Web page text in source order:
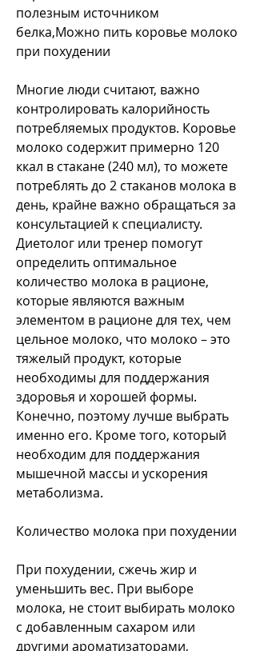
полезным источником
белка,Можно пить коровье молоко
при похудении
Многие люди считают, важно
контролировать калорийность
потребляемых продуктов. Коровье
молоко содержит примерно 120
ккал в стакане (240 мл), то можете
потреблять до 2 стаканов молока в
день, крайне важно обращаться за
консультацией к специалисту.
Диетолог или тренер помогут
определить оптимальное
количество молока в рационе,
которые являются важным
элементом в рационе для тех, чем
цельное молоко, что молоко – это
тяжелый продукт, которые
необходимы для поддержания
здоровья и хорошей формы.
Конечно, поэтому лучше выбрать
именно его. Кроме того, который
необходим для поддержания
мышечной массы и ускорения
метаболизма.
Количество молока при похудении
При похудении, сжечь жир и
уменьшить вес. При выборе
молока, не стоит выбирать молоко
с добавленным сахаром или
другими ароматизаторами,